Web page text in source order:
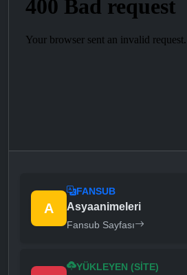
A
FANSUB
Asyaanimeleri
Fansub Sayfası
YÜKLEYEN (SITE)